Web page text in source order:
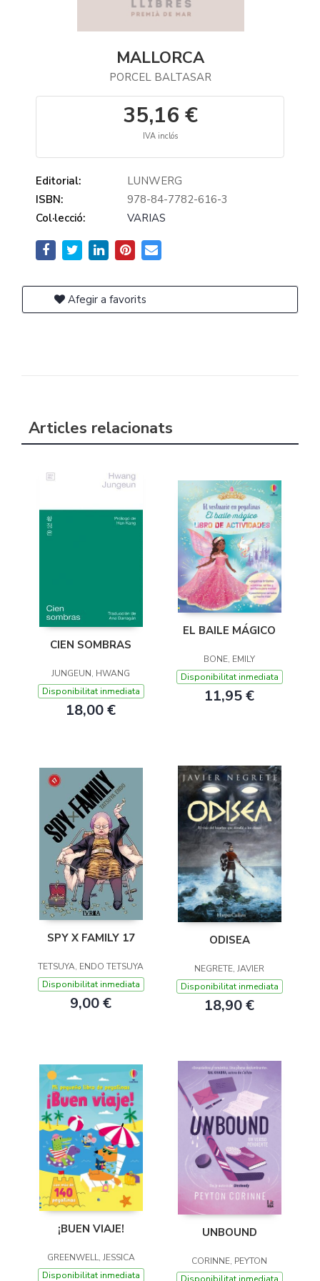
MALLORCA
PORCEL BALTASAR
35,16 €
IVA inclós
Editorial:
LUNWERG
ISBN:
978-84-7782-616-3
Col·lecció:
VARIAS
Afegir a favorits
Articles relacionats
CIEN SOMBRAS
JUNGEUN, HWANG
Disponibilitat inmediata
18,00 €
EL BAILE MÁGICO
BONE, EMILY
Disponibilitat inmediata
11,95 €
SPY X FAMILY 17
TETSUYA, ENDO TETSUYA
Disponibilitat inmediata
9,00 €
ODISEA
NEGRETE, JAVIER
Disponibilitat inmediata
18,90 €
¡BUEN VIAJE!
GREENWELL, JESSICA
Disponibilitat inmediata
UNBOUND
CORINNE, PEYTON
Disponibilitat inmediata